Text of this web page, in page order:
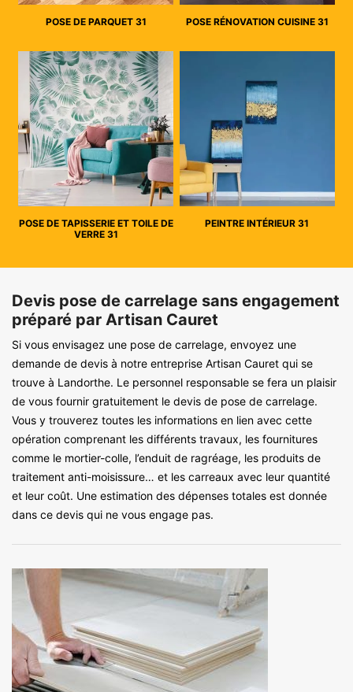
POSE DE PARQUET 31 POSE RÉNOVATION CUISINE 31
POSE DE TAPISSERIE ET TOILE DE
VERRE 31
PEINTRE INTÉRIEUR 31
Devis pose de carrelage sans engagement
préparé par Artisan Cauret
Si vous envisagez une pose de carrelage, envoyez une
demande de devis à notre entreprise Artisan Cauret qui se
trouve à Landorthe. Le personnel responsable se fera un plaisir
de vous fournir gratuitement le devis de pose de carrelage.
Vous y trouverez toutes les informations en lien avec cette
opération comprenant les différents travaux, les fournitures
comme le mortier-colle, l’enduit de ragréage, les produits de
traitement anti-moisissure… et les carreaux avec leur quantité
et leur coût. Une estimation des dépenses totales est donnée
dans ce devis qui ne vous engage pas.